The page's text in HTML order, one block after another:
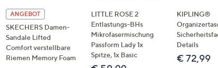
ANGEBOT
SKECHERS Damen-
Sandale Lifted
Comfort verstellbare
Riemen Memory Foam
LITTLE ROSE 2
Entlastungs-BHs
Mikrofasermischung
Passform Lady 1x
Spitze, 1x Basic
KIPLING®
Details
€ 72,99